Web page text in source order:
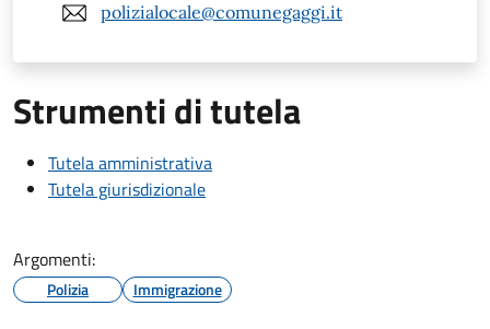
polizialocale@comunegaggi.it
Strumenti di tutela
Tutela amministrativa
Tutela giurisdizionale
Argomenti:
Polizia Immigrazione